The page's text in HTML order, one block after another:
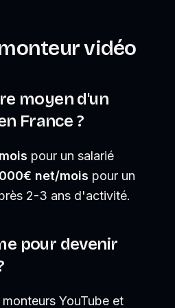
vidéo
moyen d'un
France ?
pour un salarié
net/mois pour un
2-3 ans d'activité.
pour devenir
YouTube et